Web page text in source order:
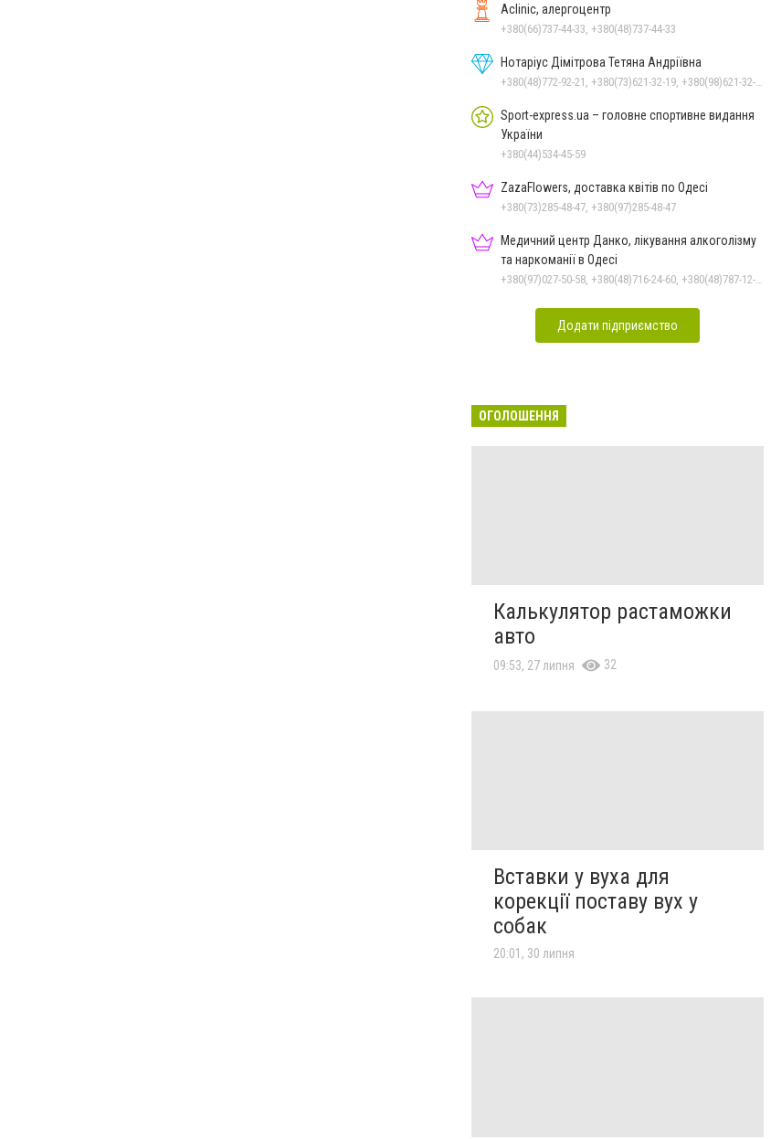
Aclinic, алергоцентр
+380(66)737-44-33, +380(48)737-44-33
Нотаріус Дімітрова Тетяна Андріївна
Sport-express.ua – головне спортивне видання
України
+380(44)534-45-59
ZazaFlowers, доставка квітів по Одесі
+380(73)285-48-47, +380(97)285-48-47
Медичний центр Данко, лікування алкоголізму
та наркоманії в Одесі
Додати підприємство
ОГОЛОШЕННЯ
Калькулятор растаможки
авто
09:53, 27 липня 32
Вставки у вуха для
корекції поставу вух у
собак
20:01, 30 липня